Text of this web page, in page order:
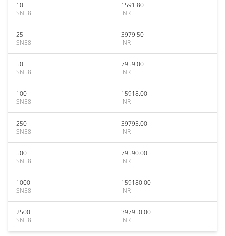
10
SN58
1591.80
INR
25
SN58
3979.50
INR
50
SN58
7959.00
INR
100
SN58
15918.00
INR
250
SN58
39795.00
INR
500
SN58
79590.00
INR
1000
SN58
159180.00
INR
2500
SN58
397950.00
INR